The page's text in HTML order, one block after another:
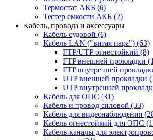
Термостат АКБ (6)
Тестер емкости АКБ (2)
Кабель, провода и аксессуары
Кабель судовой (6)
Кабель LAN ("витая пара") (63)
FTP/UTP огнестойкий (8)
FTP внешней прокладки
FTP внутренней
UTP внешней прокладки
UTP внутренней
Кабель для ОПС (31)
Кабель и провод силовой (33)
Кабель для видеонаблюдения
Кабель огнестойкий для ОПС
Кабель-каналы для